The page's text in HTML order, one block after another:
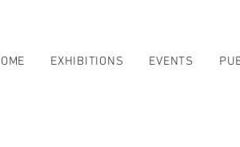
EXHIBITIONS EVENTS